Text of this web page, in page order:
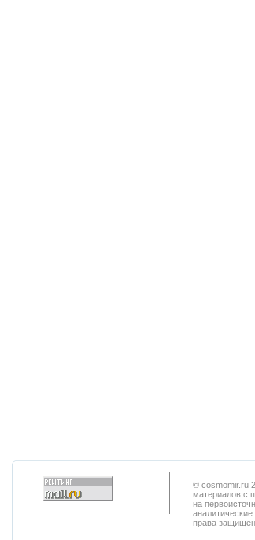
© cosmomir.ru
материалов с
на
права